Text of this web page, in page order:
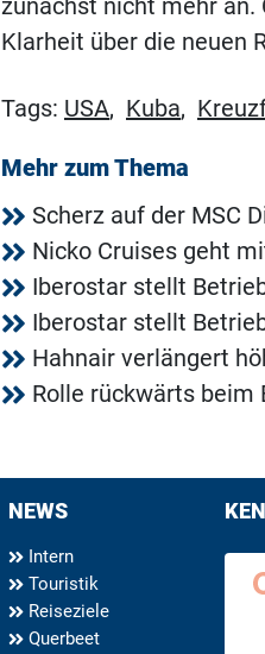
zunächst nicht mehr an.
Klarheit über die neuen
Tags: USA, Kuba,
Mehr zum Thema
Scherz auf der MSC
Nicko Cruises geht
Iberostar stellt
Iberostar stellt
Hahnair verlängert
Rolle rückwärts
NEWS
Intern
Touristik
Reiseziele
Querbeet